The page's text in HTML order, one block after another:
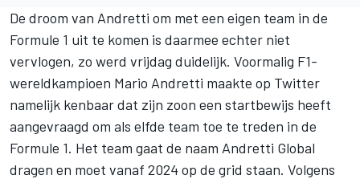
De droom van Andretti om met een eigen team in de
Formule 1 uit te komen is daarmee echter niet
vervlogen, zo werd vrijdag duidelijk. Voormalig F1-
wereldkampioen Mario Andretti maakte op Twitter
namelijk kenbaar dat zijn zoon een startbewijs heeft
aangevraagd om als elfde team toe te treden in de
Formule 1. Het team gaat de naam Andretti Global
dragen en moet vanaf 2024 op de grid staan. Volgens